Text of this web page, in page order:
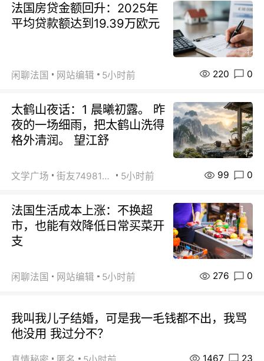
法国房贷金额回升：2025年
平均贷款额达到19.39万欧元
闲聊法国 网站编辑 5小时前 220 0
太鹤山夜话：1 晨曦初露。 昨
夜的一场细雨，把太鹤山洗得
格外清润。 望江舒
文学广场 街友74981146 5小时前 99 0
法国生活成本上涨：不换超
市，也能有效降低日常买菜开
支
闲聊法国 网站编辑 5小时前 276 0
我叫我儿子结婚，可是我一毛钱都不出，我骂
他没用 我过分不？
1467 23